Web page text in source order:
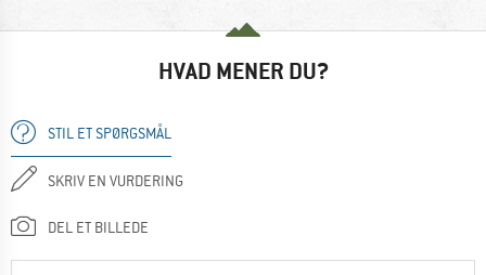
HVAD MENER DU?
STIL ET SPØRGSMÅL
SKRIV EN VURDERING
DEL ET BILLEDE